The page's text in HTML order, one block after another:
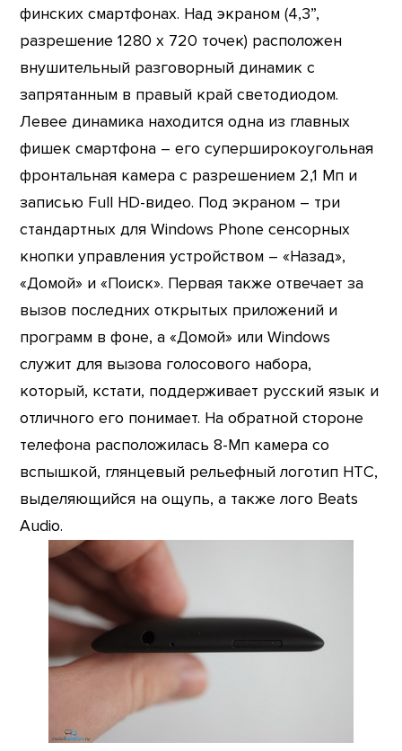
финских смартфонах. Над экраном (4,3”,
разрешение 1280 х 720 точек) расположен
внушительный разговорный динамик с
запрятанным в правый край светодиодом.
Левее динамика находится одна из главных
фишек смартфона – его суперширокоугольная
фронтальная камера с разрешением 2,1 Мп и
записью Full HD-видео. Под экраном – три
стандартных для Windows Phone сенсорных
кнопки управления устройством – «Назад»,
«Домой» и «Поиск». Первая также отвечает за
вызов последних открытых приложений и
программ в фоне, а «Домой» или Windows
служит для вызова голосового набора,
который, кстати, поддерживает русский язык и
отличного его понимает. На обратной стороне
телефона расположилась 8-Мп камера со
вспышкой, глянцевый рельефный логотип HTC,
выделяющийся на ощупь, а также лого Beats
Audio.